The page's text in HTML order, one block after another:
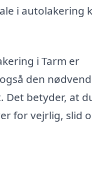
i autolakering
i Tarm er
den
betyder, at
for vejrlig, slid